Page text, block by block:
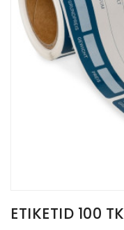
ETIKETID 100 TK